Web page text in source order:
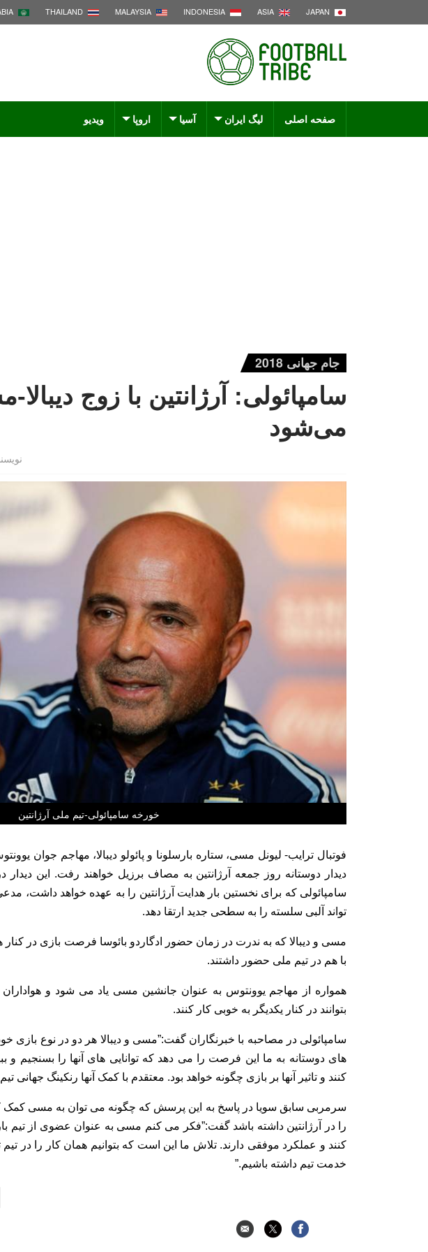
JAPAN
ASIA
INDONESIA
MALAYSIA
THAILAND
صفحه اصلی لیگ ایران آسیا اروپا ویدیو
جام جهانی 2018
سامپائولی: آرژانتین با زوج دیبالا-
می‌شود
خورخه سامپائولی-تیم ملی آرژانتین
فوتبال ترایب- لیونل مسی، ستاره بارسلونا و پائولو دیبالا، مهاجم جوان
دیدار دوستانه روز جمعه آرژانتین به مصاف برزیل خواهند رفت. این
سامپائولی که برای نخستین بار هدایت آرژانتین را به عهده خواهد داشت،
تواند آلبی سلسته را به سطحی جدید ارتقا دهد.
با هم در تیم ملی حضور داشتند.
همواره از مهاجم یوونتوس به عنوان جانشین مسی یاد می شود و هواداران
بتوانند در کنار یکدیگر به خوبی کار کنند.
سامپائولی در مصاحبه با خبرنگاران گفت:”مسی و دیبالا هر دو در نوع بازی
های دوستانه به ما این فرصت را می دهد که توانایی های آنها را بسنجیم و
کنند و تاثیر آنها بر بازی چگونه خواهد بود. معتقدم با کمک آنها رنکینگ جهانی
سرمربی سابق سویا در پاسخ به این پرسش که چگونه می توان به مسی کمک
را در آرژانتین داشته باشد گفت:”فکر می کنم مسی به عنوان عضوی از
کنند و عملکرد موفقی دارند. تلاش ما این است که بتوانیم همان کار را در تیم
خدمت تیم داشته باشیم.”